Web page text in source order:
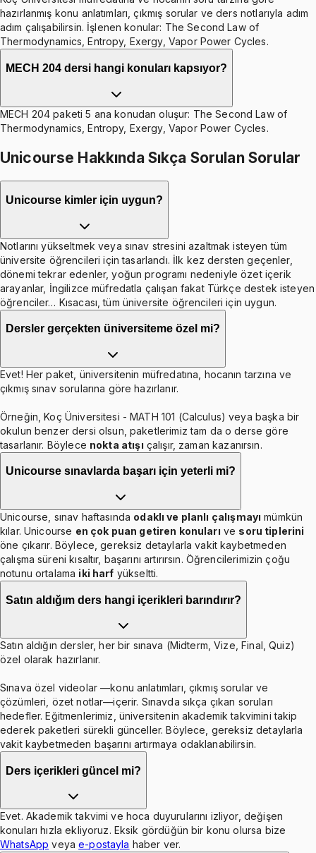
hazırlanmış konu anlatımları, çıkmış sorular ve ders notlarıyla adım
adım çalışabilirsin. İşlenen konular: The Second Law of
Thermodynamics, Entropy, Exergy, Vapor Power Cycles.
MECH 204 dersi hangi konuları kapsıyor?
MECH 204 paketi 5 ana konudan oluşur: The Second Law of
Thermodynamics, Entropy, Exergy, Vapor Power Cycles.
Unicourse Hakkında Sıkça Sorulan Sorular
Unicourse kimler için uygun?
Notlarını yükseltmek veya sınav stresini azaltmak isteyen tüm
üniversite öğrencileri için tasarlandı. İlk kez dersten geçenler,
dönemi tekrar edenler, yoğun programı nedeniyle özet içerik
arayanlar, İngilizce müfredatla çalışan fakat Türkçe destek isteyen
öğrenciler… Kısacası, tüm üniversite öğrencileri için uygun.
Dersler gerçekten üniversiteme özel mi?
Evet! Her paket, üniversitenin müfredatına, hocanın tarzına ve
çıkmış sınav sorularına göre hazırlanır.
Örneğin, Koç Üniversitesi - MATH 101 (Calculus) veya başka bir
okulun benzer dersi olsun, paketlerimiz tam da o derse göre
tasarlanır. Böylece nokta atışı çalışır, zaman kazanırsın.
Unicourse sınavlarda başarı için yeterli mi?
Unicourse, sınav haftasında odaklı ve planlı çalışmayı mümkün
kılar. Unicourse en çok puan getiren konuları ve soru tiplerini
öne çıkarır. Böylece, gereksiz detaylarla vakit kaybetmeden
çalışma süreni kısaltır, başarını artırırsın. Öğrencilerimizin çoğu
notunu ortalama iki harf yükseltti.
Satın aldığım ders hangi içerikleri barındırır?
Satın aldığın dersler, her bir sınava (Midterm, Vize, Final, Quiz)
özel olarak hazırlanır.
Sınava özel videolar —konu anlatımları, çıkmış sorular ve
çözümleri, özet notlar—içerir. Sınavda sıkça çıkan soruları
hedefler. Eğitmenlerimiz, üniversitenin akademik takvimini takip
ederek paketleri sürekli günceller. Böylece, gereksiz detaylarla
vakit kaybetmeden başarını artırmaya odaklanabilirsin.
Ders içerikleri güncel mi?
Evet. Akademik takvimi ve hoca duyurularını izliyor, değişen
konuları hızla ekliyoruz. Eksik gördüğün bir konu olursa bize
WhatsApp veya e-postayla haber ver.